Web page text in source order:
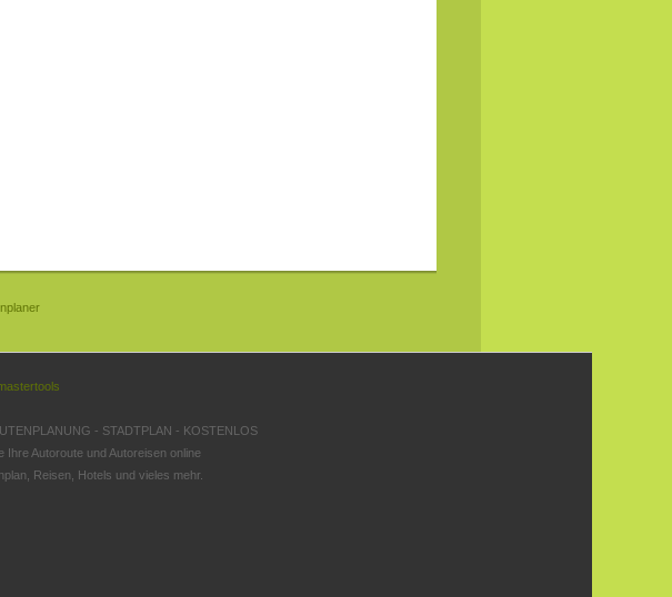
- STADTPLAN - KOSTENLOS
Autoroute und Autoreisen online
Reisen, Hotels und vieles mehr.